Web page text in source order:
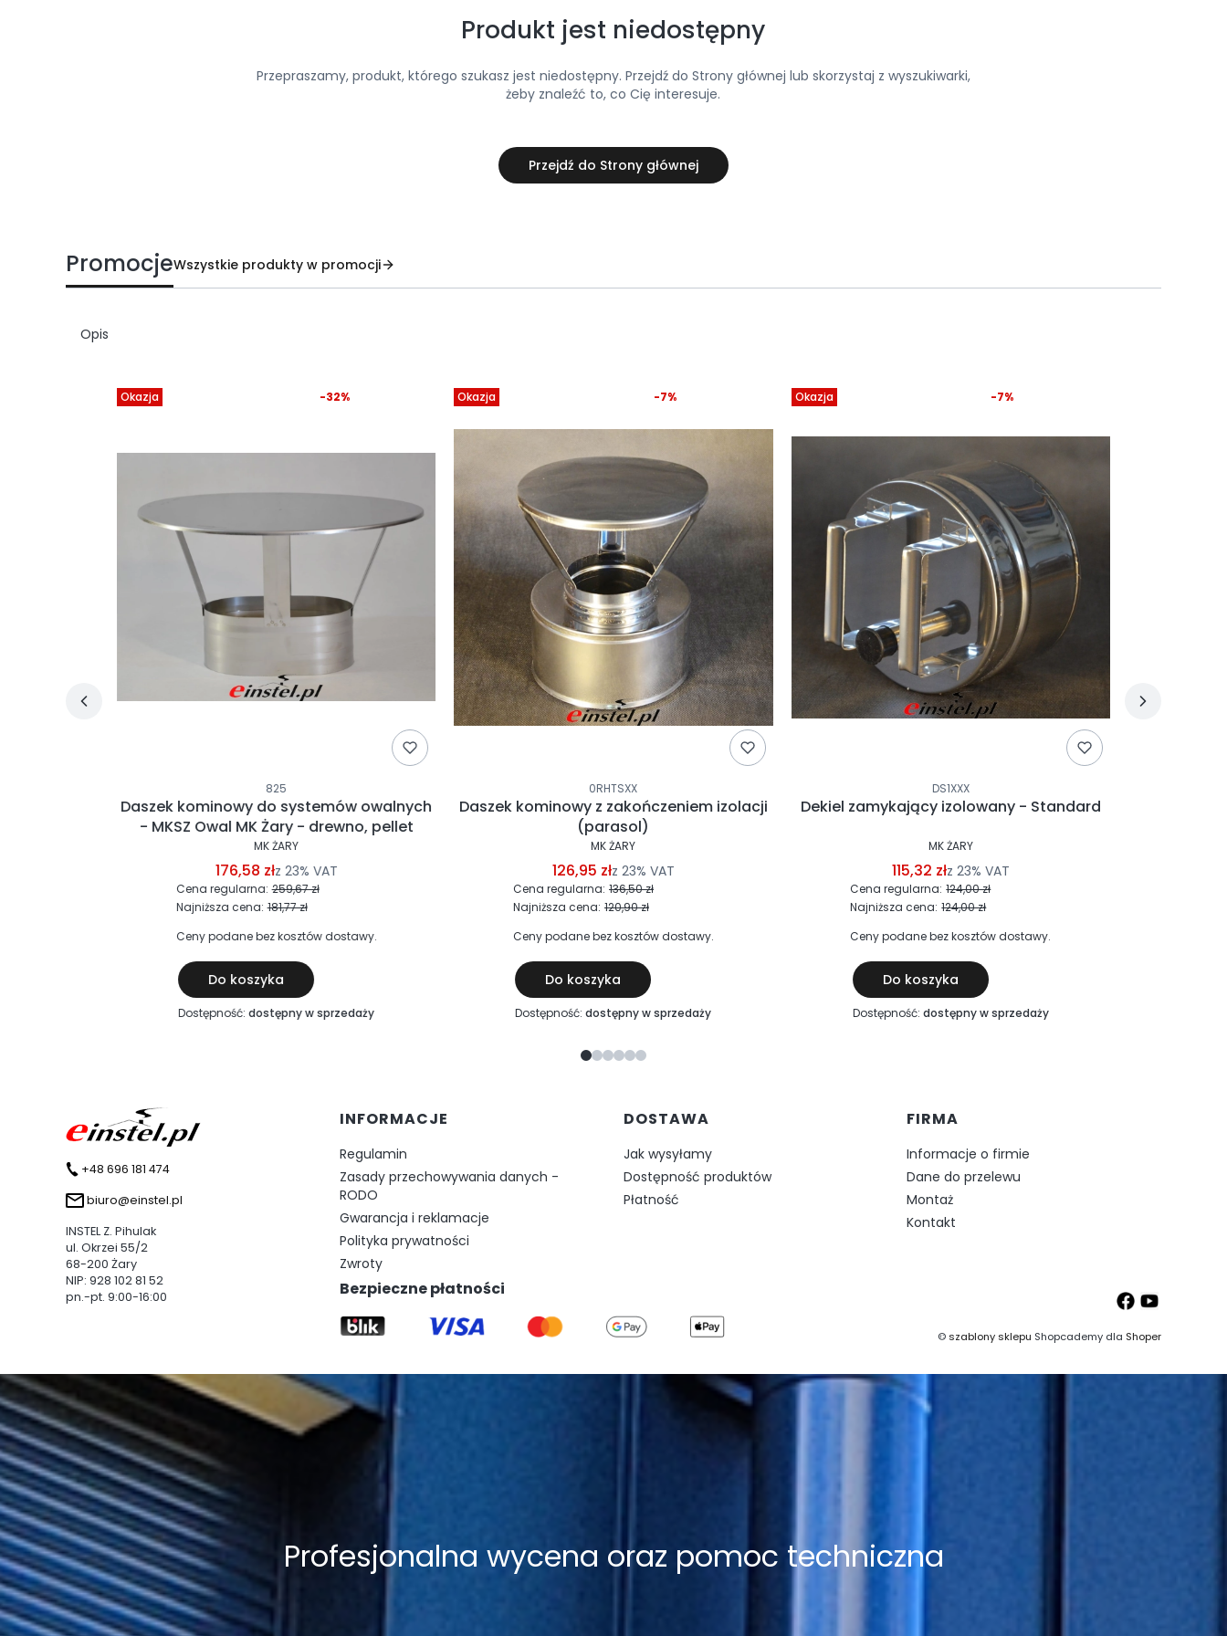
Produkt jest niedostępny
Przepraszamy, produkt, którego szukasz jest niedostępny. Przejdź do Strony głównej lub skorzystaj z wyszukiwarki,
żeby znaleźć to, co Cię interesuje.
Przejdź do Strony głównej
PromocjeWszystkie produkty w promocji
Opis
Okazja
825
Daszek kominowy do systemów owalnych
- MKSZ Owal MK Żary - drewno, pellet
MK ŻARY
176,58 złz 23% VAT
Cena regularna: 259,67 zł
-32%
Najniższa cena: 181,77 zł
Ceny podane bez kosztów dostawy.
Do koszyka
Dostępność:dostępny w sprzedaży
Okazja
0RHTSXX
Daszek kominowy z zakończeniem izolacji
(parasol)
MK ŻARY
126,95 złz 23% VAT
Cena regularna: 136,50 zł
-7%
Najniższa cena: 120,90 zł
Ceny podane bez kosztów dostawy.
Do koszyka
Dostępność:dostępny w sprzedaży
Okazja
DS1XXX
Dekiel zamykający izolowany - Standard
MK ŻARY
115,32 złz 23% VAT
Cena regularna: 124,00 zł
-7%
Najniższa cena: 124,00 zł
Ceny podane bez kosztów dostawy.
Do koszyka
Dostępność: dostępny w sprzedaży
+48 696 181 474
biuro@einstel.pl
INSTEL Z. Pihulak
ul. Okrzei 55/2
68-200 Żary
NIP: 928 102 81 52
pn.-pt. 9:00-16:00
Linki w stopce
INFORMACJE
Regulamin
Zasady przechowywania danych -
RODO
Gwarancja i reklamacje
Polityka prywatności
Zwroty
DOSTAWA
Jak wysyłamy
Dostępność produktów
Płatność
FIRMA
Informacje o firmie
Dane do przelewu
Montaż
Kontakt
Bezpieczne płatności
©szablony sklepu Shopcademy dla Shoper
Profesjonalna wycena oraz pomoc techniczna